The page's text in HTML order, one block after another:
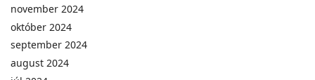
november 2024
október 2024
september 2024
august 2024